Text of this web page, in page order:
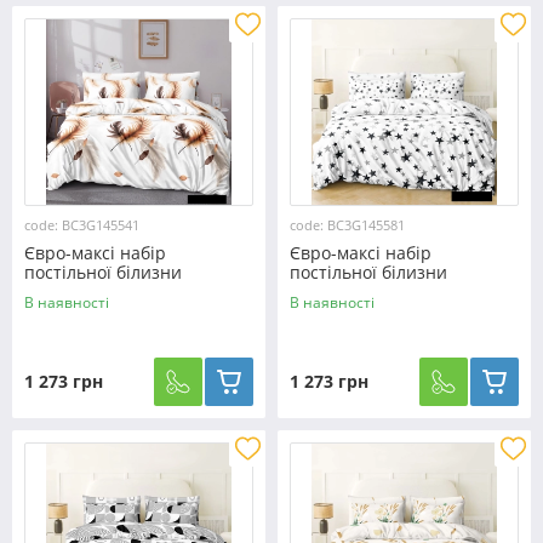
code: BC3G145541
Євро-максі набір
постільної білизни
200*220 із Бязі "Gold" з
простирадлом на резинці
В наявності
1 273 грн
code: BC3G145581
Євро-максі набір
постільної білизни
200*220 із Бязі "Gold" з
простирадлом на резинці
В наявності
1 273 грн